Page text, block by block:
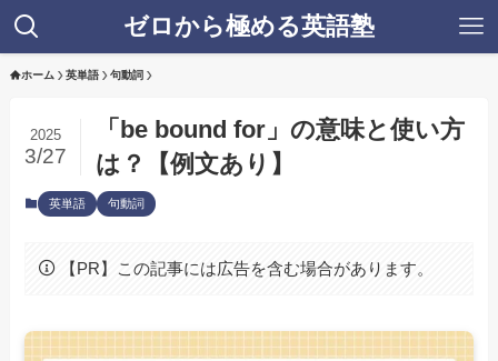
ゼロから極める英語塾
ホーム 英単語 句動詞
「be bound for」の意味と使い方
は？【例文あり】
2025
3/27
英単語 句動詞
【PR】この記事には広告を含む場合があります。